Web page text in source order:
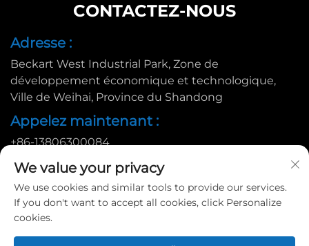
CONTACTEZ-NOUS
Adresse :
Beckart West Industrial Park, Zone de
développement économique et technologique,
Ville de Weihai, Province du Shandong
Appelez maintenant :
+86-13806300084
Email :
[email protected]
Copyright © 2025 par Huadu Pallet Manufacturing Co., Ltd. |
We value your privacy
We use cookies and similar tools to provide our services.
If you don't want to accept all cookies, click Personalize
cookies.